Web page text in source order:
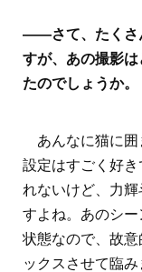
――さて、たくさ
すが、あの撮影
たのでしょうか。
あんなに猫に囲
設定はすごく好き
れないけど、力
すよね。あのシ
状態なので、故
ックスさせて臨み